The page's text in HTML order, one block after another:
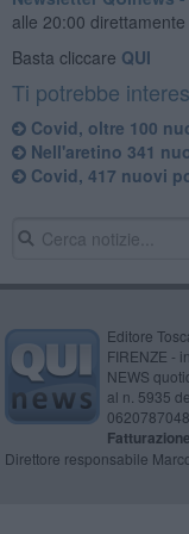
alle 20:00
Basta cliccare QUI
Ti potrebbe
Covid, oltre 100
Nell'aretino 341
Covid, 417 nuovi
Editore
FIRENZE -
NEWS
al n. 5935
0620787048
Direttore responsabile